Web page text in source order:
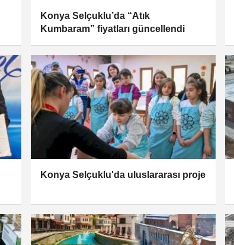
Konya Selçuklu’da “Atık
Kumbaram” fiyatları güncellendi
Konya Selçuklu'da uluslararası proje